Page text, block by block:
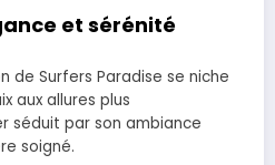
et sérénité
de Surfers Paradise se niche
aux allures plus
séduit par son ambiance
soigné.